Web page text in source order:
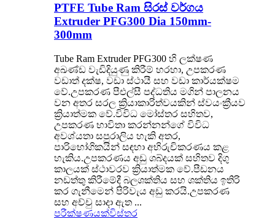
PTFE Tube Ram සිරස් වර්ගය
Extruder PFG300 Dia 150mm-
300mm
Tube Ram Extruder PFG300 හි ලක්ෂණ
අඛණ්ඩ වැඩිදියුණු කිරීම් හරහා, උපකරණ
වඩාත් දක්ෂ, වඩා ස්ථායී සහ වඩා කාර්යක්ෂම
වේ.උපකරණ පීඑල්සී පද්ධතිය මගින් පාලනය
වන අතර සරල ක්‍රියාකාරිත්වයකින් ස්වයංක්‍රීයව
ක්‍රියාත්මක වේ.විවිධ මෝස්තර සහිතව,
උපකරණ භාවිතා කරන්නන්ගේ විවිධ
අවශ්යතා සපුරාලිය හැකි අතර,
පාරිභෝගිකයින් සඳහා අභිරුචිකරණය කළ
හැකිය.උපකරණය අඩු ශබ්දයක් සහිතව දිගු
කාලයක් ස්ථාවරව ක්‍රියාත්මක වේ.පීඩනය
නඩත්තු කිරීමේදී බලශක්තිය සහ ශක්තිය ඉතිරි
කර ගැනීමෙන් පිරිවැය අඩු කරයි.උපකරණ
සහ අච්චු සාදා ඇත ...
පරීක්ෂණයක්විස්තර